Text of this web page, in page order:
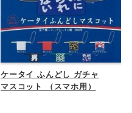
ケータイ ふんどし ガチャ
マスコット （スマホ用）